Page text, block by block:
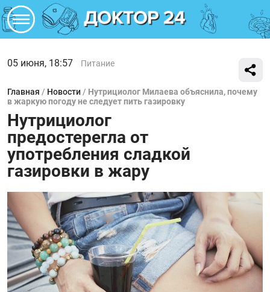
05 июня, 18:57 Питание
Главная / Новости / Нутрициолог Милаева объяснила, почему
в жаркую погоду не следует пить газировку
Нутрициолог
предостерегла от
употребления сладкой
газировки в жару